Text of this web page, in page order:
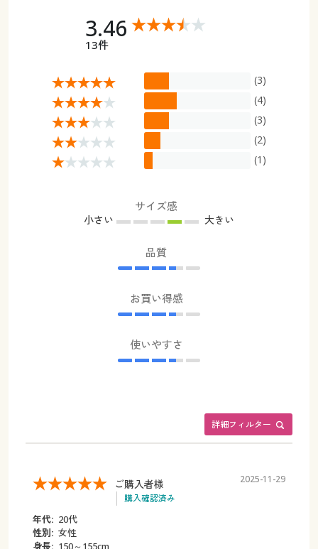
3.46
13件
(3)
(4)
(3)
(2)
(1)
サイズ感
小さい 大きい
品質
お買い得感
使いやすさ
詳細フィルター
ご購入者様
購入確認済み
2025-11-29
年代: 20代
性別: 女性
身長: 150～155cm